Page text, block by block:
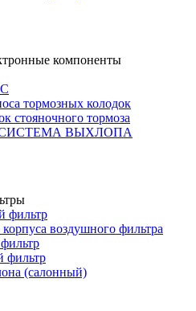
компоненты
тормозных колодок
стояночного тормоза
СИСТЕМА ВЫХЛОПА
фильтр
воздушного фильтра
фильтр
(салонный)